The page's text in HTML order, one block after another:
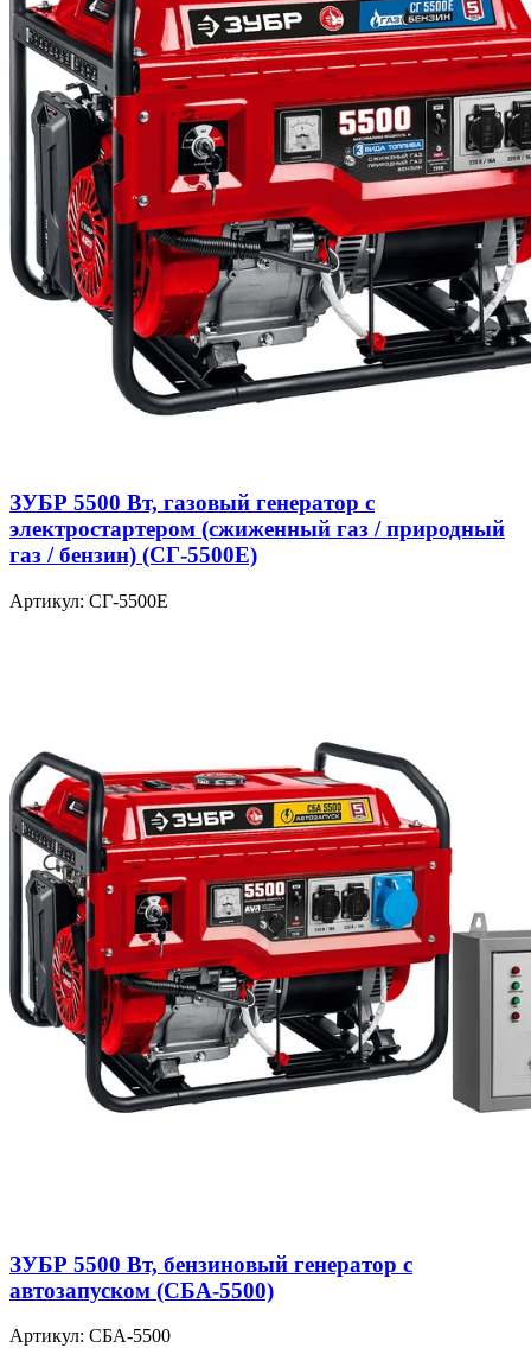
ЗУБР 5500 Вт, газовый генератор с
электростартером (сжиженный газ / природный
газ / бензин) (СГ-5500Е)
Артикул: СГ-5500Е
ЗУБР 5500 Вт, бензиновый генератор с
автозапуском (СБА-5500)
Артикул: СБА-5500